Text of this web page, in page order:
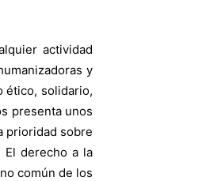
actividad
y
ético, solidario,
presenta unos
prioridad sobre
El derecho a la
común de los